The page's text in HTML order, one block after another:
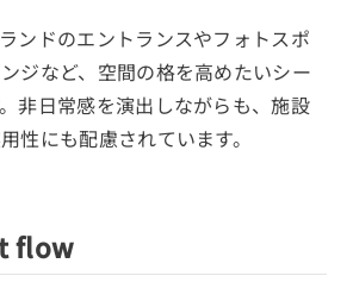
ンドのエントランスやフォトスポ
ジなど、空間の格を高めたいシー
非日常感を演出しながらも、施設
性にも配慮されています。
flow